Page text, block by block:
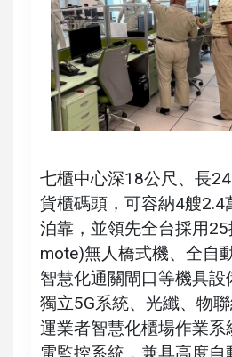
七櫃中心深18公尺、長
貨櫃碼頭，可容納4艘2.4
泊靠，並領先全台採用
mote)無人橋式機、全自
智慧化通關閘口等機具設
獨立5G系統、光纖、物
運業者智慧化櫃場作業系
電監控系統，兼具高度